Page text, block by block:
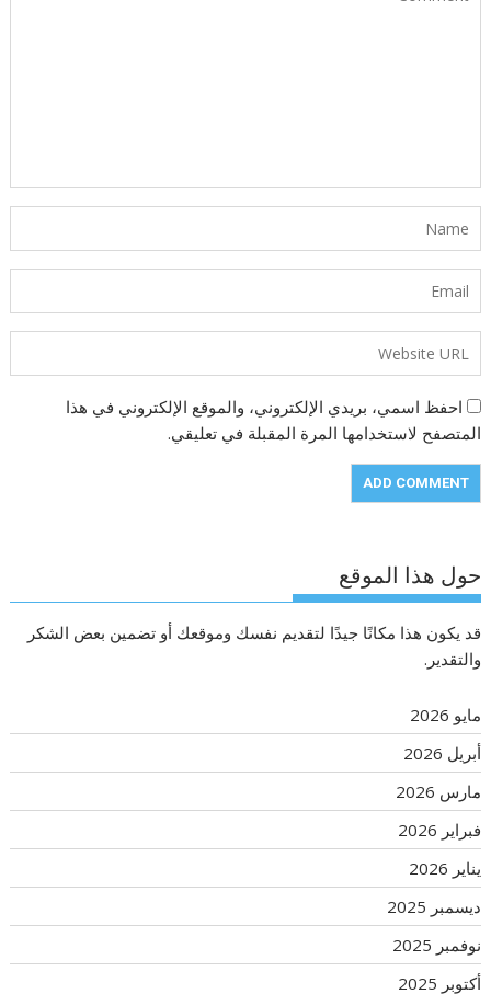
احفظ اسمي، بريدي الإلكتروني، والموقع الإلكتروني في هذا
المتصفح لاستخدامها المرة المقبلة في تعليقي.
حول هذا الموقع
قد يكون هذا مكانًا جيدًا لتقديم نفسك وموقعك أو تضمين بعض الشكر
والتقدير.
مايو 2026
أبريل 2026
مارس 2026
فبراير 2026
يناير 2026
ديسمبر 2025
نوفمبر 2025
أكتوبر 2025